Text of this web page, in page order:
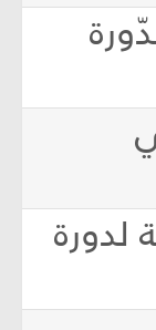
لدورة